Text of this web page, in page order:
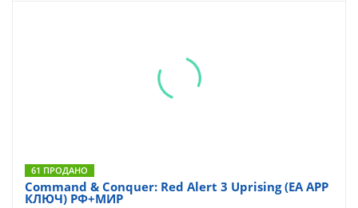
61 ПРОДАНО
Command & Conquer: Red Alert 3 Uprising (EA APP
КЛЮЧ) РФ+МИР